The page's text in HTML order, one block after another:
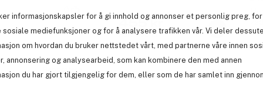
informasjonskapsler for å gi innhold og annonser et personlig preg, for
sosiale mediefunksjoner og for å analysere trafikken vår. Vi deler
om hvordan du bruker nettstedet vårt, med partnerne våre innen
annonsering og analysearbeid, som kan kombinere den med annen
du har gjort tilgjengelig for dem, eller som de har samlet inn
455 kr
Før: 569 kr
-20% -